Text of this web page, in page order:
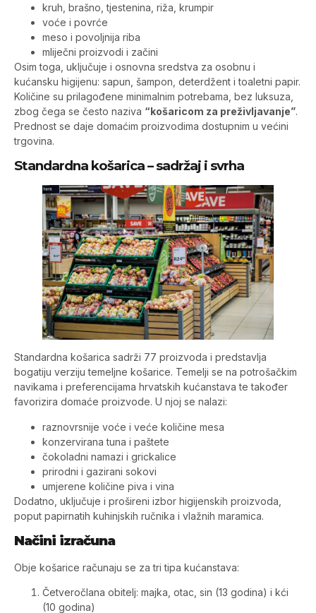
kruh, brašno, tjestenina, riža, krumpir
voće i povrće
meso i povoljnija riba
mliječni proizvodi i začini
Osim toga, uključuje i osnovna sredstva za osobnu i
kućansku higijenu: sapun, šampon, deterdžent i toaletni papir.
Količine su prilagođene minimalnim potrebama, bez luksuza,
zbog čega se često naziva “košaricom za preživljavanje”.
Prednost se daje domaćim proizvodima dostupnim u većini
trgovina.
Standardna košarica – sadržaj i svrha
Standardna košarica sadrži 77 proizvoda i predstavlja
bogatiju verziju temeljne košarice. Temelji se na potrošačkim
navikama i preferencijama hrvatskih kućanstava te također
favorizira domaće proizvode. U njoj se nalazi:
raznovrsnije voće i veće količine mesa
konzervirana tuna i paštete
čokoladni namazi i grickalice
prirodni i gazirani sokovi
umjerene količine piva i vina
Dodatno, uključuje i prošireni izbor higijenskih proizvoda,
poput papirnatih kuhinjskih ručnika i vlažnih maramica.
Načini izračuna
Obje košarice računaju se za tri tipa kućanstava:
Četveročlana obitelj: majka, otac, sin (13 godina) i kći
(10 godina)